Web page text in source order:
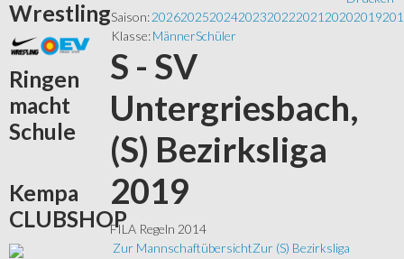
Saison:202620252024202320222021 20202019
Klasse:MännerSchüler
S - SV
Untergriesbach,
(S) Bezirksliga
2019
FILA Regeln 2014
Zur MannschaftübersichtZur (S) Bezirksliga
Wrestling
Ringen
macht
Schule
Kempa
CLUBSHOP